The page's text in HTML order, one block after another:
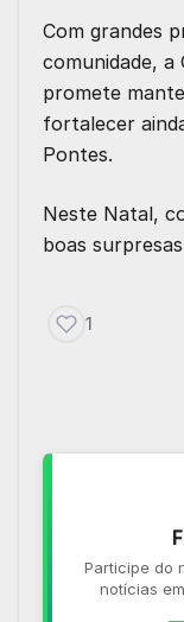
Com grandes
comunidade, a
promete
fortalecer
Pontes.
Neste Natal,
boas
1
Participe do
notícias